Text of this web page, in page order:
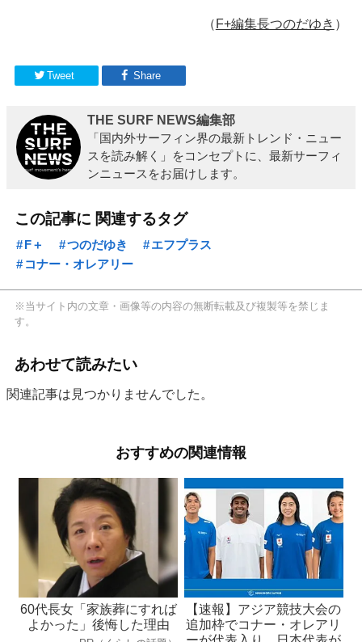
（F+編集長つのだゆき ）
Tweet Share
THE SURF NEWS編集部
「国内外サーフィン界の最新トレンド・ニュー
スを読み解く」をコンセプトに、最新サーフィ
ンニュースをお届けします。
この記事に 関連するタグ
F＋ つのだゆき
エフプラス
コナー・オレアリー
※当サイト内の文章・画像等の内容の無断転載及び複製等を禁じま
す。
あわせて読みたい
関連記事は見つかりませんでした。
おすすめの関連情報
60代長女「家族葬にすれば
よかった」後悔した理由
【速報】アジア競技大会の
追加枠でコナー・オレアリ